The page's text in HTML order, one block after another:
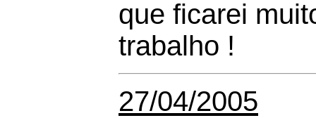
que ficarei
trabalho !
27/04/2005